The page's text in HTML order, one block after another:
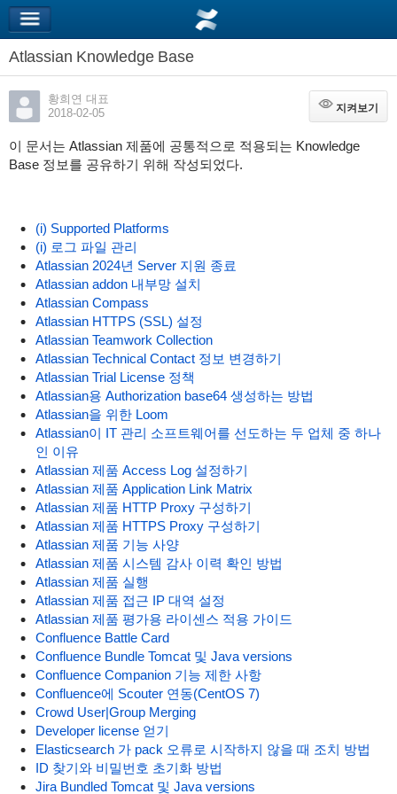
Atlassian Knowledge Base
황희연 대표
2018-02-05
지켜보기
지켜보기
이 문서는 Atlassian 제품에 공통적으로 적용되는 Knowledge
Base 정보를 공유하기 위해 작성되었다.
(i) Supported Platforms
(i) 로그 파일 관리
Atlassian 2024년 Server 지원 종료
Atlassian addon 내부망 설치
Atlassian Compass
Atlassian HTTPS (SSL) 설정
Atlassian Teamwork Collection
Atlassian Technical Contact 정보 변경하기
Atlassian Trial License 정책
Atlassian용 Authorization base64 생성하는 방법
Atlassian을 위한 Loom
Atlassian이 IT 관리 소프트웨어를 선도하는 두 업체 중 하나
인 이유
Atlassian 제품 Access Log 설정하기
Atlassian 제품 Application Link Matrix
Atlassian 제품 HTTP Proxy 구성하기
Atlassian 제품 HTTPS Proxy 구성하기
Atlassian 제품 기능 사양
Atlassian 제품 시스템 감사 이력 확인 방법
Atlassian 제품 실행
Atlassian 제품 접근 IP 대역 설정
Atlassian 제품 평가용 라이센스 적용 가이드
Confluence Battle Card
Confluence Bundle Tomcat 및 Java versions
Confluence Companion 기능 제한 사항
Confluence에 Scouter 연동(CentOS 7)
Crowd User|Group Merging
Developer license 얻기
Elasticsearch 가 pack 오류로 시작하지 않을 때 조치 방법
ID 찾기와 비밀번호 초기화 방법
Jira Bundled Tomcat 및 Java versions